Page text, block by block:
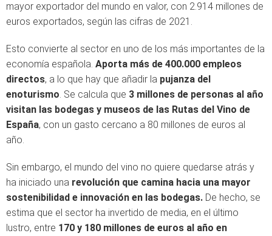
mayor exportador del mundo en valor, con 2.914 millones de
euros exportados, según las cifras de 2021.
Esto convierte al sector en uno de los más importantes de la
economía española. Aporta más de 400.000 empleos
directos, a lo que hay que añadir la pujanza del
enoturismo. Se calcula que 3 millones de personas al año
visitan las bodegas y museos de las Rutas del Vino de
España, con un gasto cercano a 80 millones de euros al
año.
Sin embargo, el mundo del vino no quiere quedarse atrás y
ha iniciado una revolución que camina hacia una mayor
sostenibilidad e innovación en las bodegas. De hecho, se
estima que el sector ha invertido de media, en el último
lustro, entre 170 y 180 millones de euros al año en